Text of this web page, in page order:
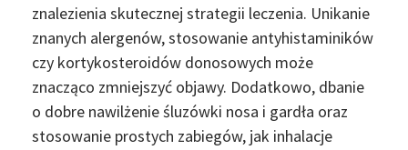
znalezienia skutecznej strategii leczenia. Unikanie
znanych alergenów, stosowanie antyhistaminików
czy kortykosteroidów donosowych może
znacząco zmniejszyć objawy. Dodatkowo, dbanie
o dobre nawilżenie śluzówki nosa i gardła oraz
stosowanie prostych zabiegów, jak inhalacje